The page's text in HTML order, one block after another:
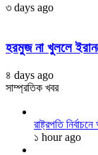
৩ days ago
হরমুজ না খুললে
৪ days ago
সাম্প্রতিক খবর
রাষ্ট্রপতি
১ hour ago